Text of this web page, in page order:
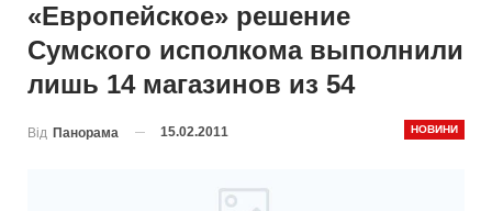
«Европейское» решение
Сумского исполкома выполнили
лишь 14 магазинов из 54
НОВИНИ
Від Панорама 15.02.2011